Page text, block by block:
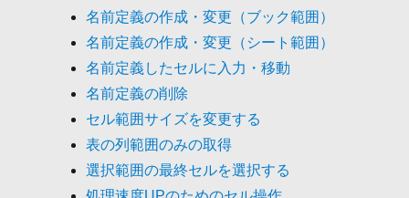
名前定義の作成・変更（ブック範囲）
名前定義の作成・変更（シート範囲）
名前定義したセルに入力・移動
名前定義の削除
セル範囲サイズを変更する
表の列範囲のみの取得
選択範囲の最終セルを選択する